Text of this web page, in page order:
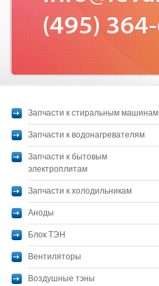
Запчасти к стиральным машинам
Запчасти к водонагревателям
Запчасти к бытовым
электроплитам
Запчасти к холодильникам
Аноды
Блок ТЭН
Вентиляторы
Воздушные тэны